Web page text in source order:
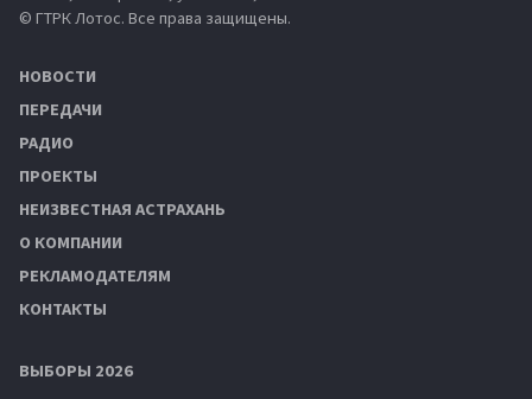
© ГТРК Лотос. Все права защищены.
НОВОСТИ
ПЕРЕДАЧИ
РАДИО
ПРОЕКТЫ
НЕИЗВЕСТНАЯ АСТРАХАНЬ
О КОМПАНИИ
РЕКЛАМОДАТЕЛЯМ
КОНТАКТЫ
ВЫБОРЫ 2026